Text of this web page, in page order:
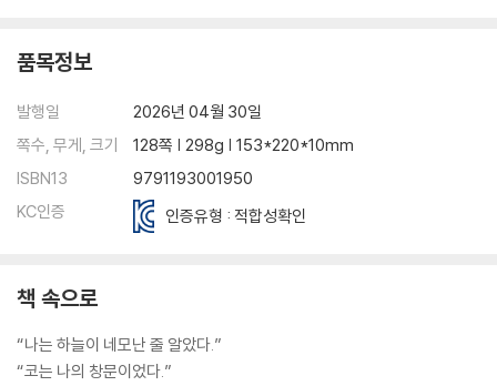
품목정보
발행일
2026년 04월 30일
쪽수, 무게, 크기
128쪽 | 298g | 153*220*10mm
ISBN13
9791193001950
KC인증
인증유형 : 적합성확인
책 속으로
“나는 하늘이 네모난 줄 알았다.”
“코는 나의 창문이었다.”